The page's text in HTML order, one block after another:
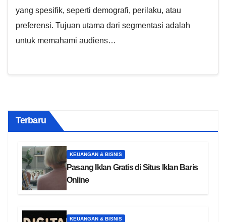
yang spesifik, seperti demografi, perilaku, atau
preferensi. Tujuan utama dari segmentasi adalah
untuk memahami audiens…
Terbaru
KEUANGAN & BISNIS
Pasang Iklan Gratis di Situs Iklan Baris
Online
KEUANGAN & BISNIS